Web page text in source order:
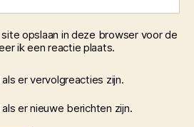
site opslaan in deze browser voor de
ik een reactie plaats.
er vervolgreacties zijn.
er nieuwe berichten zijn.